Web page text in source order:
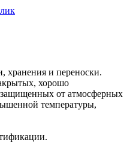
хранения и переноски.
хорошо
от атмосферных
температуры,